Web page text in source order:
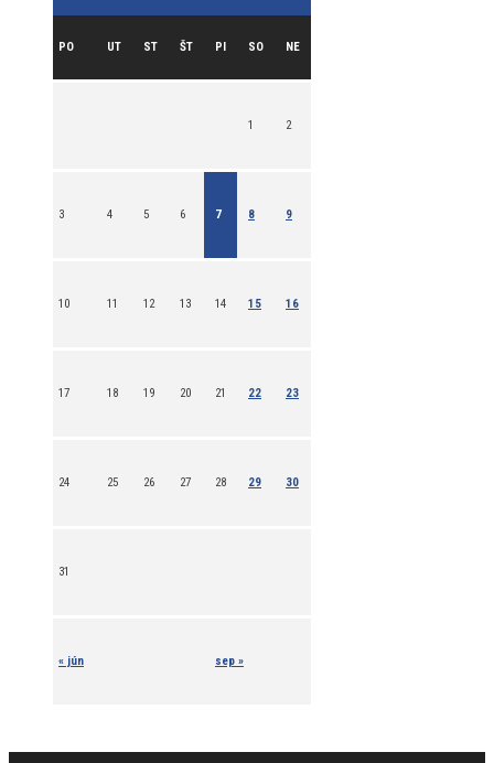
PO UT ST ŠT PI SO NE
« jún sep »
1 2
3 4 5 6 7 8 9
10 11 12 13 14 15 16
17 18 19 20 21 22 23
24 25 26 27 28 29 30
31